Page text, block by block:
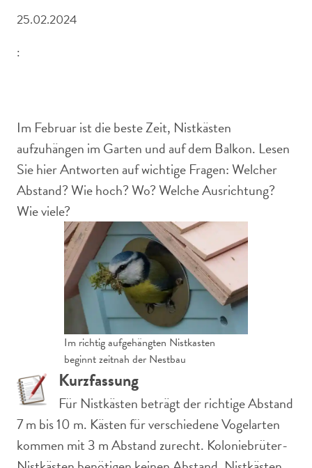
25.02.2024
:
Im Februar ist die beste Zeit, Nistkästen
aufzuhängen im Garten und auf dem Balkon. Lesen
Sie hier Antworten auf wichtige Fragen: Welcher
Abstand? Wie hoch? Wo? Welche Ausrichtung?
Wie viele?
Im richtig aufgehängten Nistkasten
beginnt zeitnah der Nestbau
Kurzfassung
Für Nistkästen beträgt der richtige Abstand
7 m bis 10 m. Kästen für verschiedene Vogelarten
kommen mit 3 m Abstand zurecht. Koloniebrüter-